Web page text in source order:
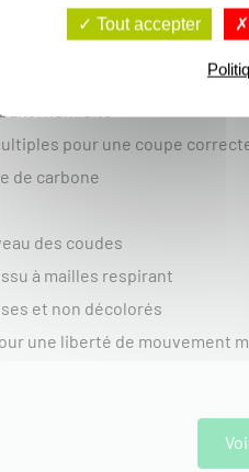
2027 :
l'humidité
pour une coupe
de carbone
des coudes
à mailles respirant
et non décolorés
une liberté de mouvement
Tout accepter